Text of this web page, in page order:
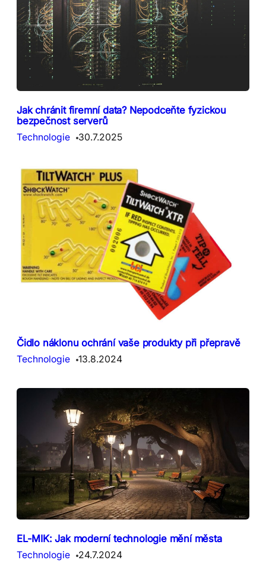
Jak chránit firemní data? Nepodceňte fyzickou
bezpečnost serverů
Technologie 30.7.2025
Čidlo náklonu ochrání vaše produkty při přepravě
Technologie 13.8.2024
EL-MIK: Jak moderní technologie mění města
Technologie 24.7.2024